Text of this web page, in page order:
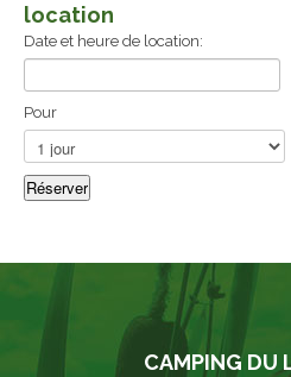
location
Date et heure de location:
Pour
CAMPING DU